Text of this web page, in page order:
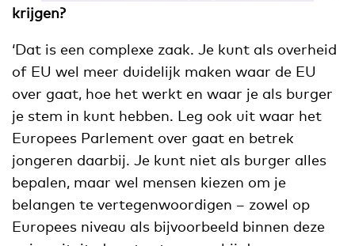
krijgen?
‘Dat is een complexe zaak. Je kunt als overheid
of EU wel meer duidelijk maken waar de EU
over gaat, hoe het werkt en waar je als burger
je stem in kunt hebben. Leg ook uit waar het
Europees Parlement over gaat en betrek
jongeren daarbij. Je kunt niet als burger alles
bepalen, maar wel mensen kiezen om je
belangen te vertegenwoordigen – zowel op
Europees niveau als bijvoorbeeld binnen deze